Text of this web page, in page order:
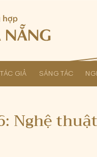
TÁC GIẢ SÁNG TÁC
Nghệ